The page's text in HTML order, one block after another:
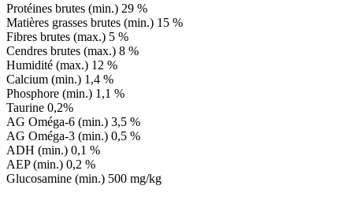
Protéines brutes (min.) 29 %
Matières grasses brutes (min.) 15 %
Fibres brutes (max.) 5 %
Cendres brutes (max.) 8 %
Humidité (max.) 12 %
Calcium (min.) 1,4 %
Phosphore (min.) 1,1 %
Taurine 0,2%
AG Oméga-6 (min.) 3,5 %
AG Oméga-3 (min.) 0,5 %
ADH (min.) 0,1 %
AEP (min.) 0,2 %
Glucosamine (min.) 500 mg/kg